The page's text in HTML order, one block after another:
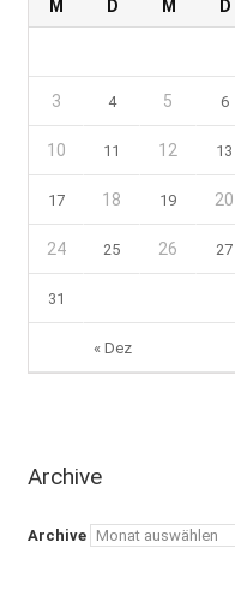
M D M D
« Dez
3 4 5 6
10 11 12 13
17 18 19 20
24 25 26 27
31
Archive
Archive